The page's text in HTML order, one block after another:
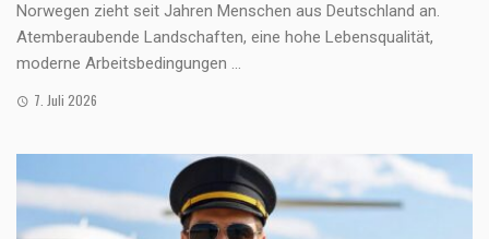
Norwegen zieht seit Jahren Menschen aus Deutschland an.
Atemberaubende Landschaften, eine hohe Lebensqualität,
moderne Arbeitsbedingungen ...
7. Juli 2026